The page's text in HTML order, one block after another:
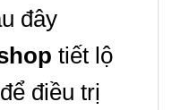
đây
tiết lộ
điều trị